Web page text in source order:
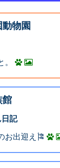
物園
。
館
記
お出迎え🎏